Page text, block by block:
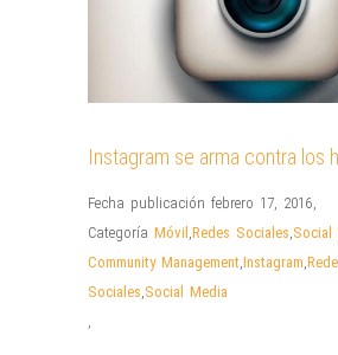
Instagram se arma contra los
Fecha publicación febrero 17, 2016
Categoría Móvil Redes Sociales Social
Community Management Instagram
Sociales Social Media